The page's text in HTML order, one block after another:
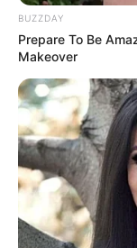
4. Belanja baju
BUZZDAY
Prepare To Be
Makeover